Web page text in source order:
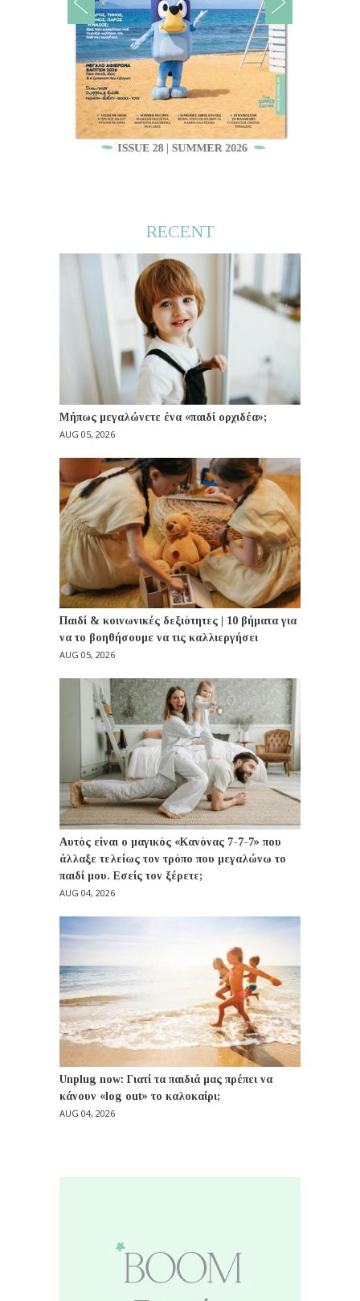
RECENT
Μήπως μεγαλώνετε ένα «παιδί ορχιδέα»;
AUG 05, 2026
Παιδί & κοινωνικές δεξιότητες | 10 βήματα για
να το βοηθήσουμε να τις καλλιεργήσει
AUG 05, 2026
Αυτός είναι ο μαγικός «Κανόνας 7-7-7» που
άλλαξε τελείως τον τρόπο που μεγαλώνω το
παιδί μου. Εσείς τον ξέρετε;
AUG 04, 2026
Unplug now: Γιατί τα παιδιά μας πρέπει να
κάνουν «log out» το καλοκαίρι;
AUG 04, 2026